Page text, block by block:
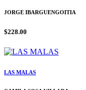
JORGE IBARGUENGOITIA
$228.00
LAS MALAS